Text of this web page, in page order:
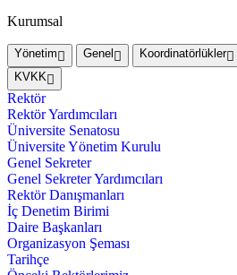
Kurumsal
Yönetim Genel Koordinatörlükler
KVKK
Rektör
Rektör Yardımcıları
Üniversite Senatosu
Üniversite Yönetim Kurulu
Genel Sekreter
Genel Sekreter Yardımcıları
Rektör Danışmanları
İç Denetim Birimi
Daire Başkanları
Organizasyon Şeması
Tarihçe